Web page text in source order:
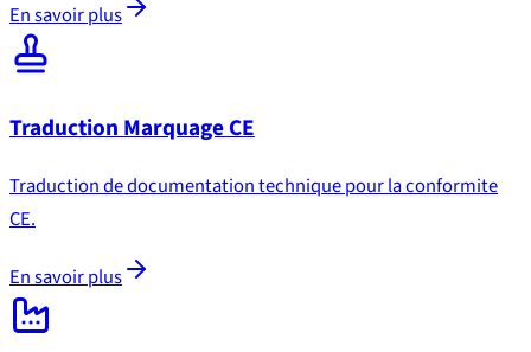
En savoir plus
Traduction Marquage CE
Traduction de documentation technique pour la conformite
CE.
En savoir plus